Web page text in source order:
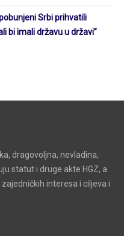
Srbi prihvatili
bi imali državu u državi”
dragovoljna, nevladina,
statut i druge akte HGZ, a
interesa i ciljeva i